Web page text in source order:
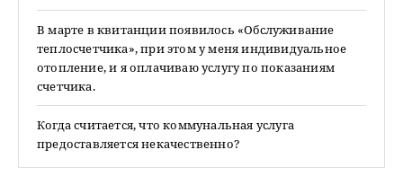
В марте в квитанции появилось «Обслуживание
теплосчетчика», при этом у меня индивидуальное
отопление, и я оплачиваю услугу по показаниям
счетчика.
Когда считается, что коммунальная услуга
предоставляется некачественно?